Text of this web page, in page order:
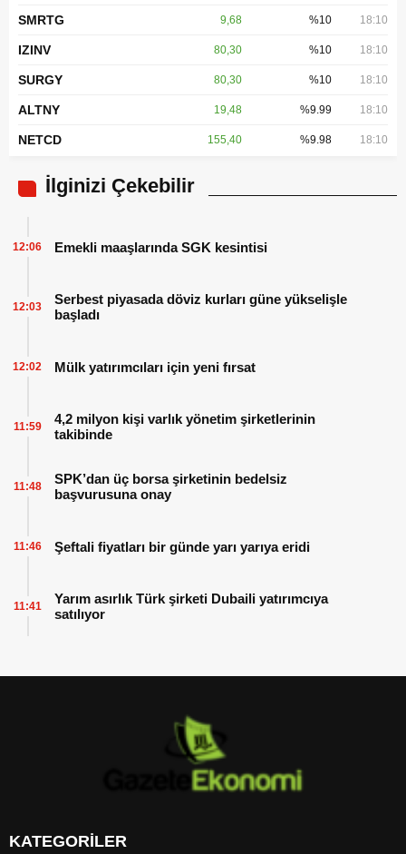
SMRTG 9,68 %10 18:10
IZINV 80,30 %10 18:10
SURGY 80,30 %10 18:10
ALTNY 19,48 %9.99 18:10
NETCD 155,40 %9.98 18:10
İlginizi Çekebilir
Emekli maaşlarında SGK kesintisi
12:06
Serbest piyasada döviz kurları güne yükselişle
başladı
12:03
Mülk yatırımcıları için yeni fırsat
12:02
4,2 milyon kişi varlık yönetim şirketlerinin
takibinde
11:59
SPK’dan üç borsa şirketinin bedelsiz
başvurusuna onay
11:48
Şeftali fiyatları bir günde yarı yarıya eridi
11:46
Yarım asırlık Türk şirketi Dubaili yatırımcıya
satılıyor
11:41
KATEGORİLER